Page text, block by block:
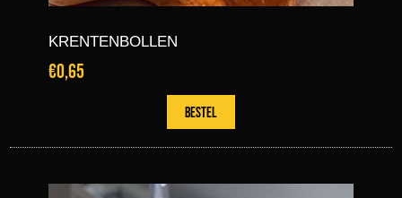
KRENTENBOLLEN
€0,65